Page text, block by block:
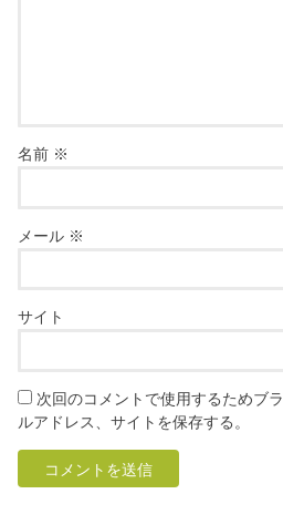
名前 ※
メール ※
サイト
次回のコメントで使用するためブ
ルアドレス、サイトを保存する。